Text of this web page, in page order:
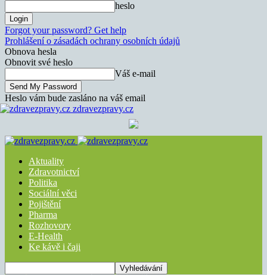
heslo
Forgot your password? Get help
Prohlášení o zásadách ochrany osobních údajů
Obnova hesla
Obnovit své heslo
Váš e-mail
Heslo vám bude zasláno na váš email
zdravezpravy.cz
Aktuality
Zdravotnictví
Politika
Sociální věci
Pojištění
Pharma
Rozhovory
E-Health
Ke kávě i čaji